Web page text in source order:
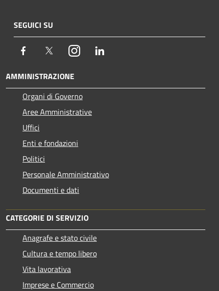
SEGUICI SU
Facebook TwitterInstagram
AMMINISTRAZIONE
Organi di Governo
Aree Amministrative
Uffici
Enti e fondazioni
Politici
Personale Amministrativo
Documenti e dati
CATEGORIE DI SERVIZIO
Anagrafe e stato civile
Cultura e tempo libero
Vita lavorativa
Imprese e Commercio